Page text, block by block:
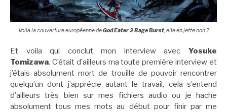
Voila la couverture européenne deGod Eater 2 Rage Burst, elle en jette non ?
Et voila qui conclut mon interview avec Yosuke
Tomizawa. C’était d’ailleurs ma toute première interview et
j’étais absolument mort de trouille de pouvoir rencontrer
quelqu’un dont j’apprécie autant le travail, cela s’entend
d’ailleurs très bien sur mes fichiers audio ou je hache
absolument tous mes mots au début pour finir par me